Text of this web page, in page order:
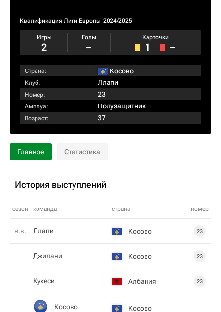
Квалификация Лиги Европы 2024/2025
Игры
2
Голы
–
Карточки
1 –
Страна: Косово
Клуб: Ллапи
Номер: 23
Амплуа: Полузащитник
Возраст: 37
Главное Статистика
История выступлений
сезон команда страна номер
н.в. Ллапи Косово 23
Джилани Косово 23
Кукеси Албания 23
Косово Косово